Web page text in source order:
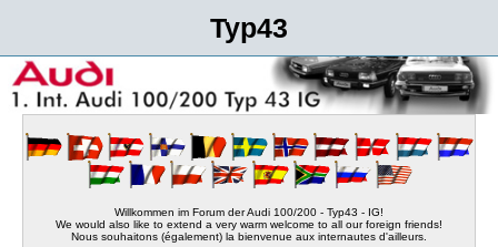
Typ43
Willkommen im Forum der Audi 100/200 - Typ43 - IG!
We would also like to extend a very warm welcome to all our foreign friends!
Nous souhaitons (également) la bienvenue aux internautes d'ailleurs.